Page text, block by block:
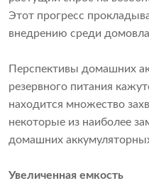
Этот прогресс
внедрению среди
Перспективы домашних
резервного питания
находится множество
некоторые из наиболее
домашних
Увеличенная емкость